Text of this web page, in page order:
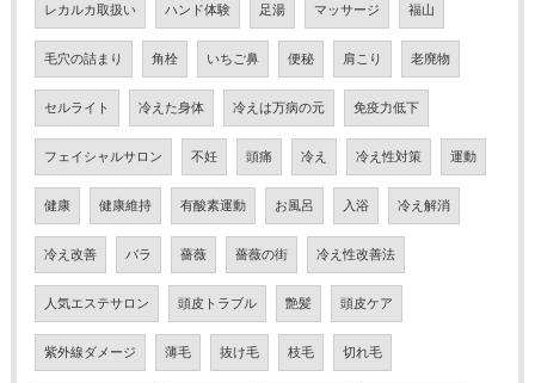
レカルカ取扱い ハンド体験 足湯 マッサージ 福山
毛穴の詰まり 角栓 いちご鼻 便秘 肩こり 老廃物
セルライト 冷えた身体 冷えは万病の元 免疫力低下
フェイシャルサロン 不妊 頭痛 冷え 冷え性対策 運動
健康 健康維持 有酸素運動 お風呂 入浴 冷え解消
冷え改善 バラ 薔薇 薔薇の街 冷え性改善法
人気エステサロン 頭皮トラブル 艶髪 頭皮ケア
紫外線ダメージ 薄毛 抜け毛 枝毛 切れ毛